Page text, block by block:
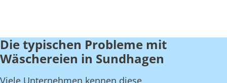
Die typischen Probleme mit
Wäschereien in Sundhagen
Viele Unternehmen kennen diese